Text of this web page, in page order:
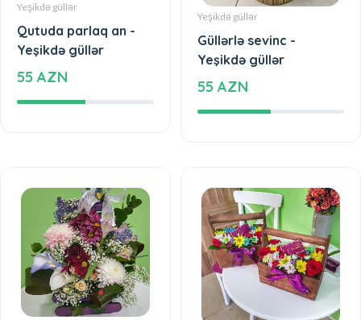
Yeşikdə güllər
Qutuda parlaq an -
Yeşikdə güllər
55 AZN
Yeşikdə güllər
Güllərlə sevinc -
Yeşikdə güllər
55 AZN